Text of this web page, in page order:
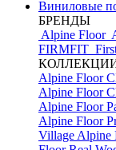
Виниловые
БРЕНДЫ
Alpine Floor
FIRMFIT
Alpine Floor
Alpine Floor
Alpine Floor
Alpine Floor
Village Alpine